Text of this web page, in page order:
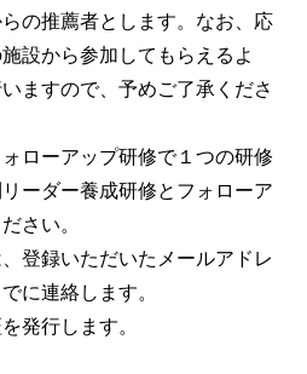
の推薦者とします。なお、応
設から参加してもらえるよ
ますので、予めご了承くださ
ローアップ研修で１つの研修
ーダー養成研修とフォローア
さい。
登録いただいたメールアドレ
に連絡します。
発行します。